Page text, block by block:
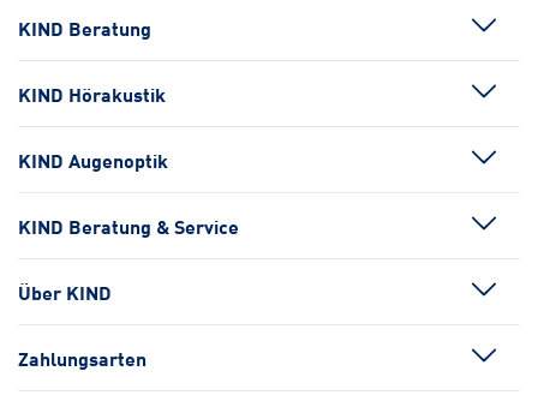
KIND Beratung
KIND Hörakustik
KIND Augenoptik
KIND Beratung & Service
Über KIND
Zahlungsarten